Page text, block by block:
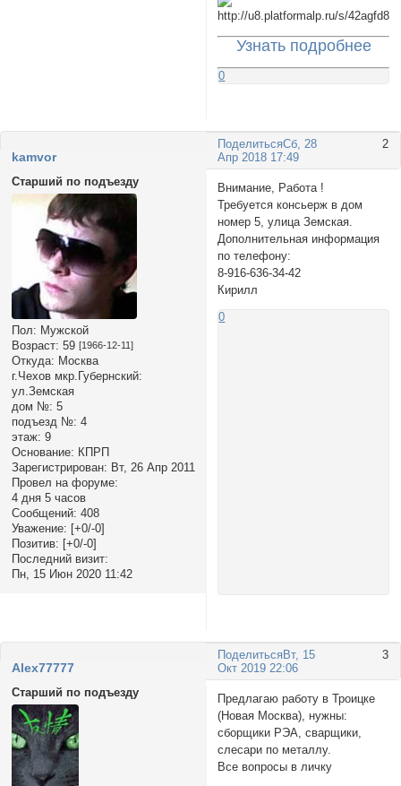
Узнать подробнее
0
Поделиться 2
Сб, 28
Апр 2018 17:49
kamvor
Старший по подъезду
Пол: Мужской
Возраст: 59 [1966-12-11]
Откуда: Москва
г.Чехов мкр.Губернский:
ул.Земская
дом №: 5
подъезд №: 4
этаж: 9
Основание: КПРП
Зарегистрирован: Вт, 26 Апр 2011
Провел на форуме:
4 дня 5 часов
Сообщений: 408
Уважение: [+0/-0]
Позитив: [+0/-0]
Последний визит:
Пн, 15 Июн 2020 11:42
Внимание, Работа !
Требуется консьерж в дом
номер 5, улица Земская.
Дополнительная информация
по телефону:
8-916-636-34-42
Кирилл
0
Поделиться 3
Вт, 15
Окт 2019 22:06
Alex77777
Старший по подъезду
Предлагаю работу в Троицке
(Новая Москва), нужны:
сборщики РЭА, сварщики,
слесари по металлу.
Все вопросы в личку